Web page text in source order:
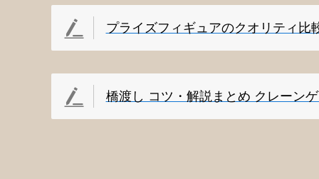
プライズフィギュアのクオリティ比
橋渡し コツ・解説まとめ クレーン